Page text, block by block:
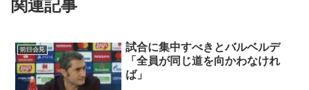
関連記事
前日会見
試合に集中すべきとバルベルデ
「全員が同じ道を向かわなけれ
ば」